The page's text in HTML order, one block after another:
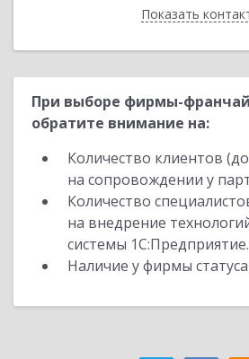
ПоказатьНазад
При выборе фирмы-
обратите внимание на:
Количество клиентов
на сопровождении у
Количество
на внедрение
системы 1С:Предприятие.
Наличие у фирмы статуса